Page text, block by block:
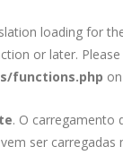
loading for
or later. Please
functions.php
. O carregamento
ser carregadas